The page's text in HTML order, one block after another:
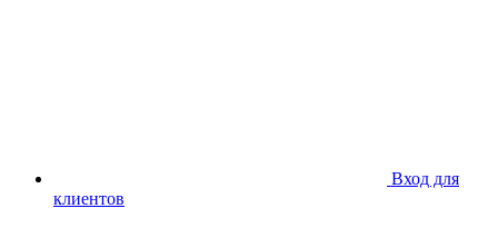
Вход для
клиентов